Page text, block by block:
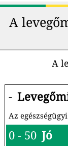
A
A
-
Az
0 - 50 Jó